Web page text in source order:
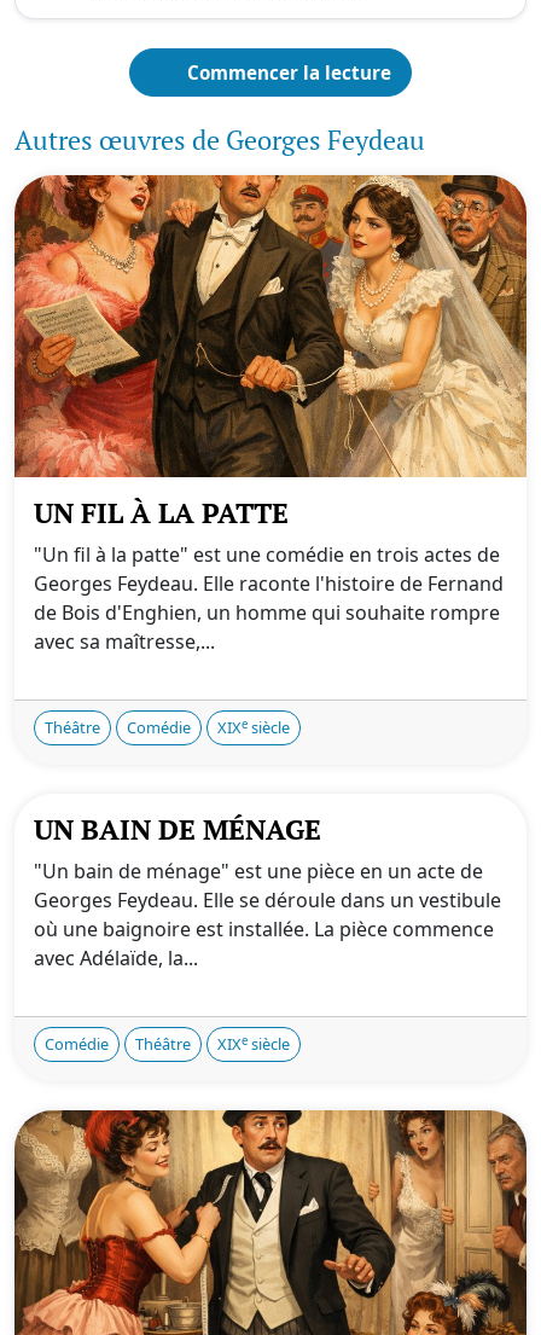
Commencer la lecture
Autres œuvres de Georges Feydeau
UN FIL À LA PATTE
"Un fil à la patte" est une comédie en trois actes de
Georges Feydeau. Elle raconte l'histoire de Fernand
de Bois d'Enghien, un homme qui souhaite rompre
avec sa maîtresse,...
Théâtre Comédie XIXe siècle
UN BAIN DE MÉNAGE
"Un bain de ménage" est une pièce en un acte de
Georges Feydeau. Elle se déroule dans un vestibule
où une baignoire est installée. La pièce commence
avec Adélaïde, la...
Comédie Théâtre XIXe siècle